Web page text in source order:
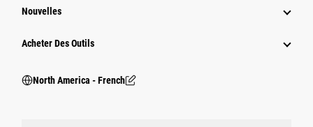
Nouvelles
Acheter Des Outils
North America - French